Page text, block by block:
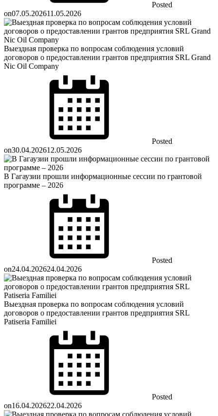
Posted
on07.05.202611.05.2026
Выездная проверка по вопросам соблюдения условий
договоров о предоставлении грантов предприятия SRL Grand
Nic Oil Company
Posted
on30.04.202612.05.2026
В Гагаузии прошли информационные сессии по грантовой
программе – 2026
Posted
on24.04.202624.04.2026
Выездная проверка по вопросам соблюдения условий
договоров о предоставлении грантов предприятия SRL
Patiseria Familiei
Posted
on16.04.202622.04.2026